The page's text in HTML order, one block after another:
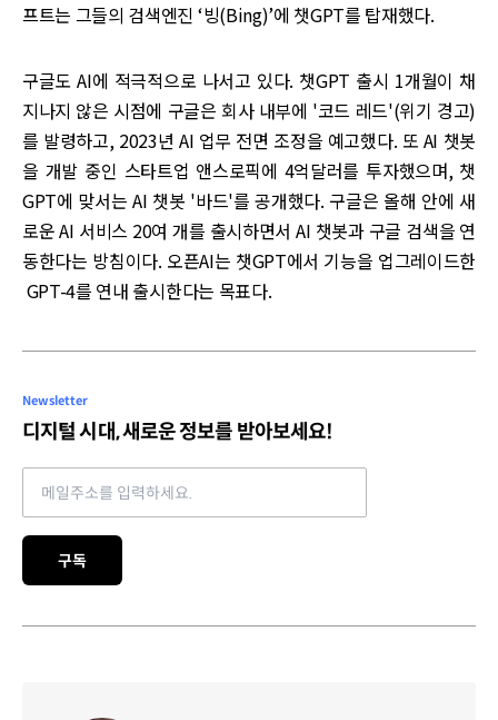
프트는 그들의 검색엔진 ‘빙(Bing)’에 챗GPT를 탑재했다.
구글도 AI에 적극적으로 나서고 있다. 챗GPT 출시 1개월이 채
지나지 않은 시점에 구글은 회사 내부에 '코드 레드'(위기 경고)
를 발령하고, 2023년 AI 업무 전면 조정을 예고했다. 또 AI 챗봇
을 개발 중인 스타트업 앤스로픽에 4억달러를 투자했으며, 챗
GPT에 맞서는 AI 챗봇 '바드'를 공개했다. 구글은 올해 안에 새
로운 AI 서비스 20여 개를 출시하면서 AI 챗봇과 구글 검색을 연
동한다는 방침이다. 오픈AI는 챗GPT에서 기능을 업그레이드한
GPT-4를 연내 출시한다는 목표다.
Newsletter
디지털 시대, 새로운 정보를 받아보세요!
Email address
구독